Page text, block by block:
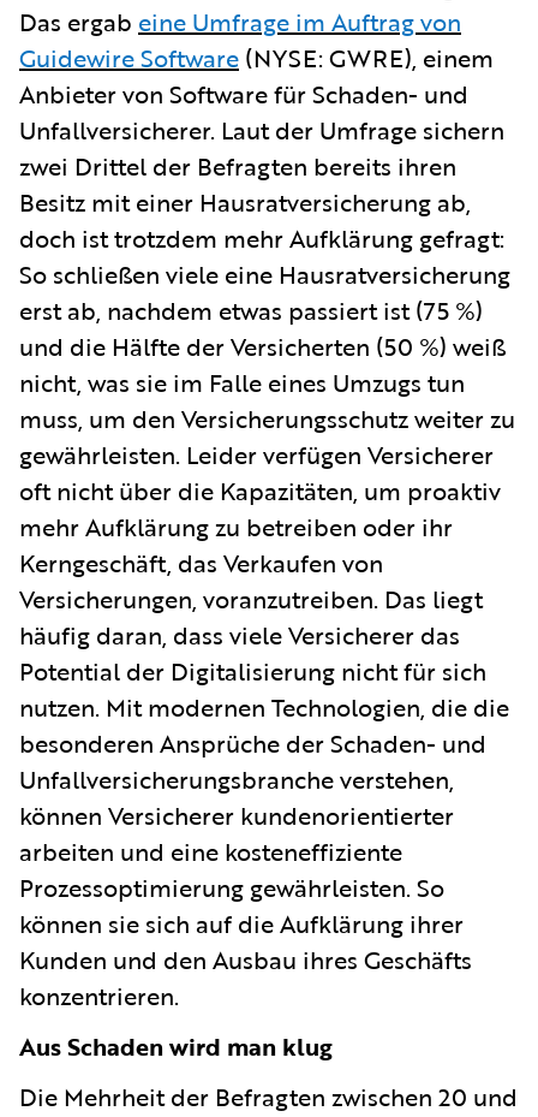
Das ergab eine Umfrage im Auftrag von
Guidewire Software (NYSE: GWRE), einem
Anbieter von Software für Schaden- und
Unfallversicherer. Laut der Umfrage sichern
zwei Drittel der Befragten bereits ihren
Besitz mit einer Hausratversicherung ab,
doch ist trotzdem mehr Aufklärung gefragt:
So schließen viele eine Hausratversicherung
erst ab, nachdem etwas passiert ist (75 %)
und die Hälfte der Versicherten (50 %) weiß
nicht, was sie im Falle eines Umzugs tun
muss, um den Versicherungsschutz weiter zu
gewährleisten. Leider verfügen Versicherer
oft nicht über die Kapazitäten, um proaktiv
mehr Aufklärung zu betreiben oder ihr
Kerngeschäft, das Verkaufen von
Versicherungen, voranzutreiben. Das liegt
häufig daran, dass viele Versicherer das
Potential der Digitalisierung nicht für sich
nutzen. Mit modernen Technologien, die die
besonderen Ansprüche der Schaden- und
Unfallversicherungsbranche verstehen,
können Versicherer kundenorientierter
arbeiten und eine kosteneffiziente
Prozessoptimierung gewährleisten. So
können sie sich auf die Aufklärung ihrer
Kunden und den Ausbau ihres Geschäfts
konzentrieren.
Aus Schaden wird man klug
Die Mehrheit der Befragten zwischen 20 und